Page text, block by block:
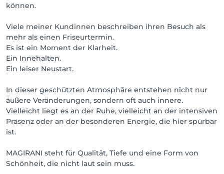
können.
Viele meiner Kundinnen beschreiben ihren Besuch als
mehr als einen Friseurtermin.
Es ist ein Moment der Klarheit.
Ein Innehalten.
Ein leiser Neustart.
In dieser geschützten Atmosphäre entstehen nicht nur
äußere Veränderungen, sondern oft auch innere.
Vielleicht liegt es an der Ruhe, vielleicht an der intensiven
Präsenz oder an der besonderen Energie, die hier spürbar
ist.
MAGIRANI steht für Qualität, Tiefe und eine Form von
Schönheit, die nicht laut sein muss.